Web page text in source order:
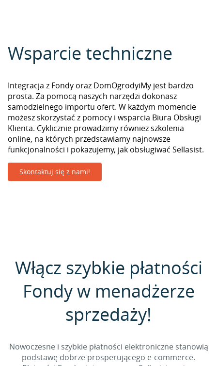
Wsparcie techniczne
Integracja z Fondy oraz DomOgrodyiMy jest bardzo
prosta. Za pomocą naszych narzędzi dokonasz
samodzielnego importu ofert. W każdym momencie
możesz skorzystać z pomocy i wsparcia Biura Obsługi
Klienta. Cyklicznie prowadzimy również szkolenia
online, na których przedstawiamy najnowsze
funkcjonalności i pokazujemy, jak obsługiwać Sellasist.
Skontaktuj się z nami!
Włącz szybkie płatności
Fondy w menadżerze
sprzedaży!
Nowoczesne i szybkie płatności elektroniczne stanowią
podstawę dobrze prosperującego e-commerce.